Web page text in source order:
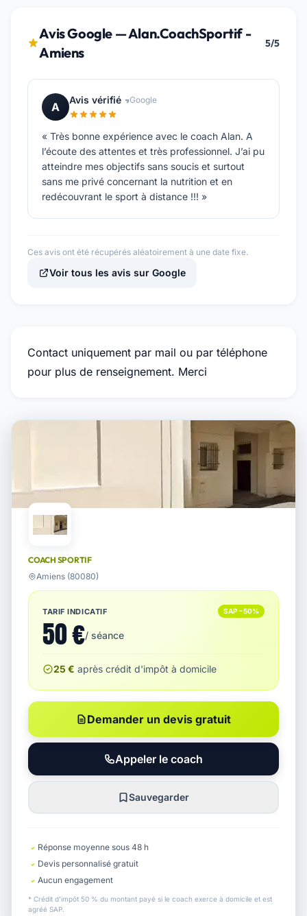
Avis Google — Alan.CoachSportif -
Amiens
5/5
A
Avis vérifié Google
« Très bonne expérience avec le coach Alan. A
l’écoute des attentes et très professionnel. J’ai pu
atteindre mes objectifs sans soucis et surtout
sans me privé concernant la nutrition et en
redécouvrant le sport à distance !!! »
Ces avis ont été récupérés aléatoirement à une date fixe.
Voir tous les avis sur Google
Contact uniquement par mail ou par téléphone
pour plus de renseignement. Merci
COACH SPORTIF
Amiens (80080)
TARIF INDICATIF SAP −50%
50 €/ séance
25 € après crédit d'impôt à domicile
Demander un devis gratuit
Appeler le coach
Sauvegarder
Réponse moyenne sous 48 h
Devis personnalisé gratuit
Aucun engagement
* Crédit d'impôt 50 % du montant payé si le coach exerce à domicile et est
agréé SAP.